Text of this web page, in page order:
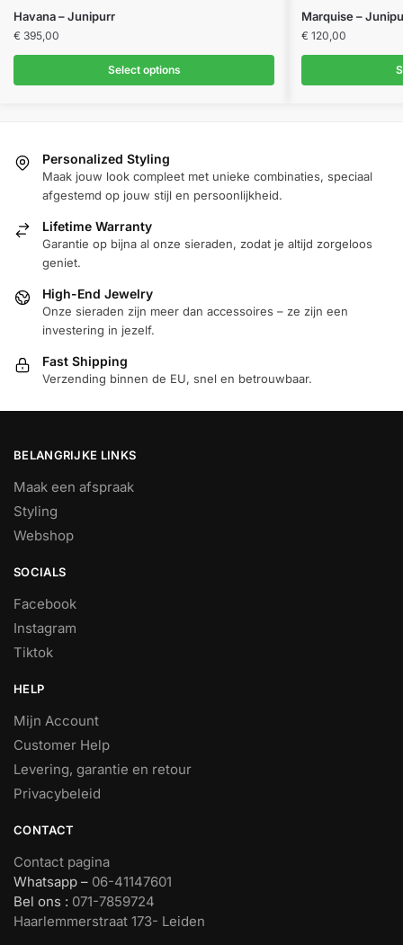
Havana – Junipurr
€ 395,00
Select options
Marquise –
€ 120,00
Dit
product
heeft
meerdere
gekozen
de
Personalized Styling
Maak jouw look compleet met unieke combinaties, speciaal
afgestemd op jouw stijl en persoonlijkheid.
Lifetime Warranty
Garantie op bijna al onze sieraden, zodat je altijd zorgeloos
geniet.
High-End Jewelry
Onze sieraden zijn meer dan accessoires – ze zijn een
investering in jezelf.
Fast Shipping
Verzending binnen de EU, snel en betrouwbaar.
BELANGRIJKE LINKS
Maak een afspraak
Styling
Webshop
SOCIALS
Facebook
Instagram
Tiktok
HELP
Mijn Account
Customer Help
Levering, garantie en retour
Privacybeleid
CONTACT
Contact pagina
Whatsapp – 06-41147601
Bel ons : 071-7859724
Haarlemmerstraat 173- Leiden